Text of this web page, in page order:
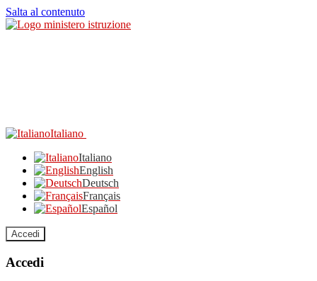
Salta al contenuto
Italiano
Italiano
English
Deutsch
Français
Español
Accedi
Accedi